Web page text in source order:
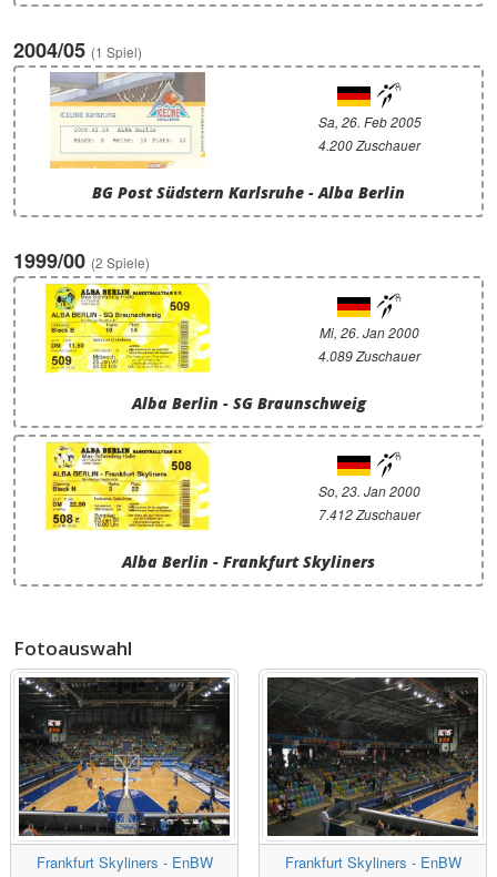
2004/05 (1 Spiel)
Sa, 26. Feb 2005
4.200 Zuschauer
BG Post Südstern Karlsruhe - Alba Berlin
1999/00 (2 Spiele)
Mi, 26. Jan 2000
4.089 Zuschauer
Alba Berlin - SG Braunschweig
So, 23. Jan 2000
7.412 Zuschauer
Alba Berlin - Frankfurt Skyliners
Fotoauswahl
Frankfurt Skyliners - EnBW
Frankfurt Skyliners - EnBW